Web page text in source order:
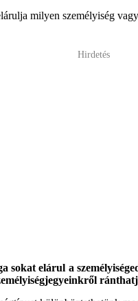
milyen személyiség vagy
Hirdetés
sokat elárul a